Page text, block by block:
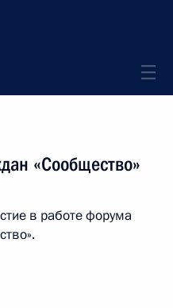
«Сообщество»
в работе форума